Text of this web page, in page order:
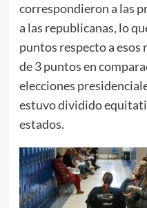
correspondieron a las
a las republicanas, lo
puntos respecto a esos
de 3 puntos en
elecciones
estuvo dividido
estados.